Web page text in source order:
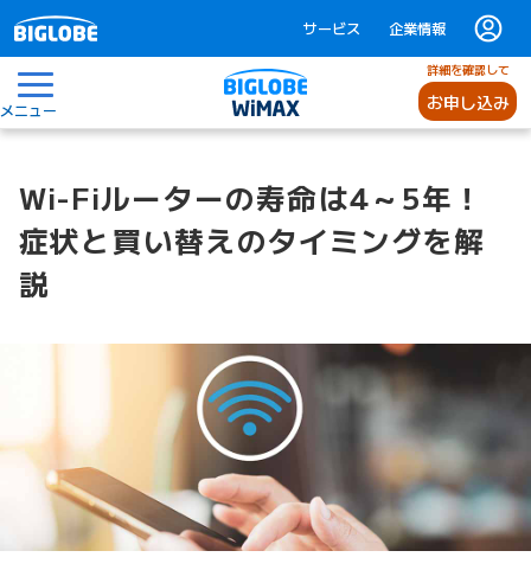
サービス 企業情報
メニュー
詳細を確認して
お申し込み
Wi-Fiルーターの寿命は4～5年！
症状と買い替えのタイミングを解
説